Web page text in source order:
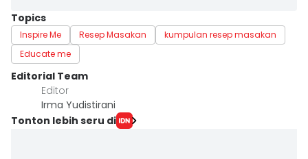
Topics
Inspire Me Resep Masakan
kumpulan resep masakan
Educate me
Editorial Team
Editor
Irma Yudistirani
Tonton lebih seru di